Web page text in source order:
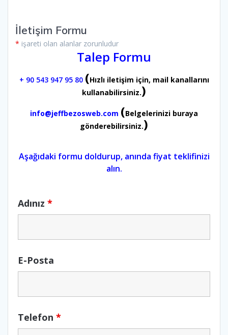
İletişim Formu
* işareti olan alanlar zorunludur
Talep Formu
+ 90 543 947 95 80 (Hızlı iletişim için, mail kanallarını
kullanabilirsiniz.)
info@jeffbezosweb.com (Belgelerinizi buraya
gönderebilirsiniz.)
Aşağıdaki formu doldurup, anında fiyat teklifinizi
alın.
Adınız *
E-Posta
Telefon *